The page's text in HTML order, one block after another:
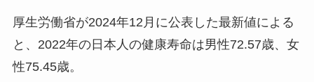
厚生労働省が2024年12月に公表した最新値による
と、2022年の日本人の健康寿命は男性72.57歳、女
性75.45歳。